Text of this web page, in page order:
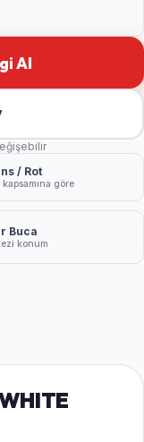
Al
/ Rot
kapsamına göre
Buca
konum